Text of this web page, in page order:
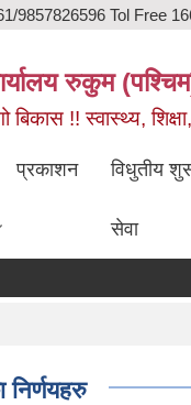
9857826596 Tol Free
रुकुम
!! स्वास्थ्य,
प्रकाशन विधुतीय
सेवा